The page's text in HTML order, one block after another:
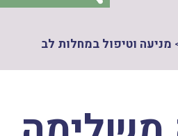
מניעה וטיפול במחלות לב